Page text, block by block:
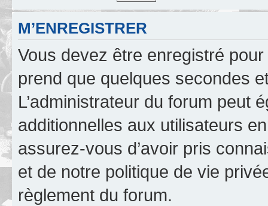
M’ENREGISTRER
Vous devez être enregistré
prend que quelques secondes
L’administrateur du forum peut
additionnelles aux utilisateurs
assurez-vous d’avoir pris
et de notre politique de vie
règlement du forum.